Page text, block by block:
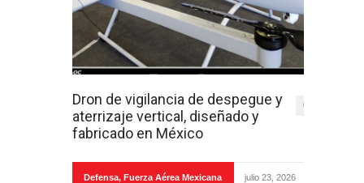
Dron de vigilancia de despegue y
aterrizaje vertical, diseñado y
fabricado en México
0
Defensa, Fuerza Aérea Mexicana julio 23, 2026